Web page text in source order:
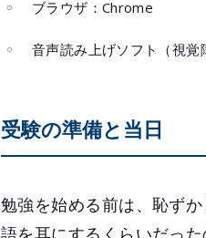
ブラウザ：Chrome
音声読み上げソフト（視
受験の準備と当日
勉強を始める前は、恥ず
語を耳にするくらいだっ